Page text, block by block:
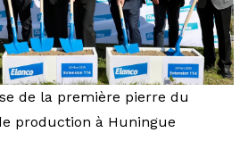
de la première pierre du
production à Huningue